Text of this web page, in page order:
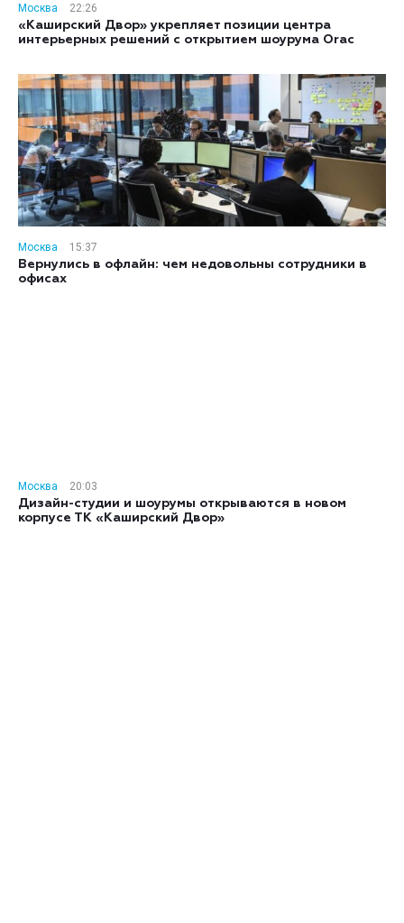
Москва
22:26
«Каширский Двор» укрепляет позиции центра
интерьерных решений с открытием шоурума Orac
Москва
15:37
Вернулись в офлайн: чем недовольны сотрудники в
офисах
Москва
20:03
Дизайн-студии и шоурумы открываются в новом
корпусе ТК «Каширский Двор»